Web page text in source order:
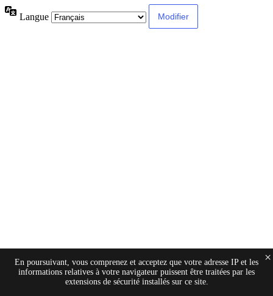
Langue
En poursuivant, vous comprenez et acceptez que votre adresse IP et les
informations relatives à votre navigateur puissent être traitées par les
extensions de sécurité installés sur ce site.
×